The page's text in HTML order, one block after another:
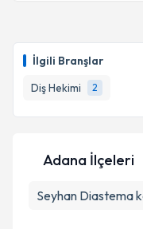
İlgili Branşlar
Diş Hekimi
2
hazırlandığında
E-posta Adresiniz
Metni'ni
Adana İlçeleri
Seyhan Diastema